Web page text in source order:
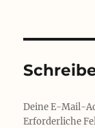
Deine E-Mail-
Erforderliche